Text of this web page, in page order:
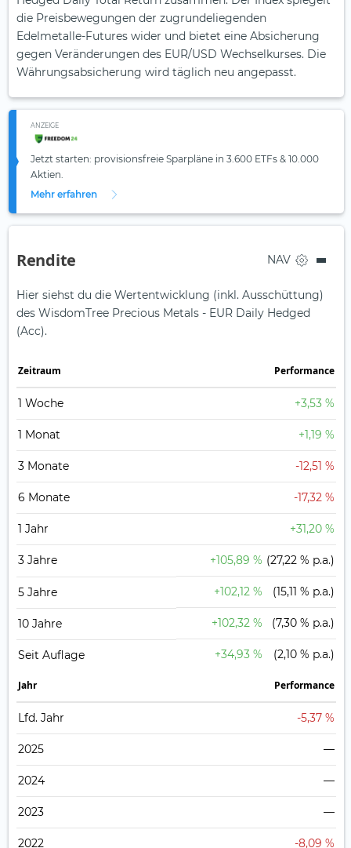
die Preisbewegungen der zugrundeliegenden
Edelmetalle-Futures wider und bietet eine Absicherung
gegen Veränderungen des EUR/USD Wechselkurses. Die
Währungsabsicherung wird täglich neu angepasst.
ANZEIGE
Jetzt starten: provisionsfreie Sparpläne in 3.600 ETFs & 10.000
Aktien.
Mehr erfahren
Rendite NAV
Hier siehst du die Wertentwicklung (inkl. Ausschüttung)
des WisdomTree Precious Metals - EUR Daily Hedged
(Acc).
Zeit­raum Perfor­mance
1 Woche +3,53 %
1 Monat +1,19 %
3 Monate -12,51 %
6 Monate -17,32 %
1 Jahr +31,20 %
3 Jahre +105,89 % (27,22 % p.a.)
5 Jahre +102,12 % (15,11 % p.a.)
10 Jahre +102,32 % (7,30 % p.a.)
Seit Auflage +34,93 % (2,10 % p.a.)
Jahr Perfor­mance
Lfd. Jahr -5,37 %
2025 —
2024 —
2023 —
2022 -8,09 %